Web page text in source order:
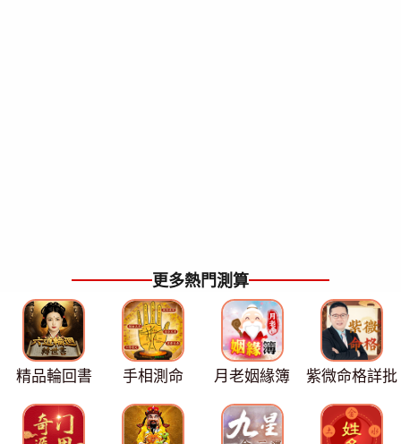
更多熱門測算
精品輪回書 手相測命 月老姻緣簿 紫微命格詳批